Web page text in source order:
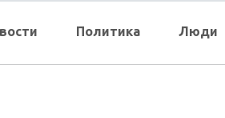
Политика Люди